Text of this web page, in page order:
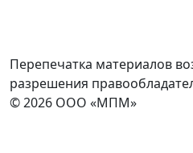
Перепечатка материалов
разрешения
© 2026 ООО «МПМ»